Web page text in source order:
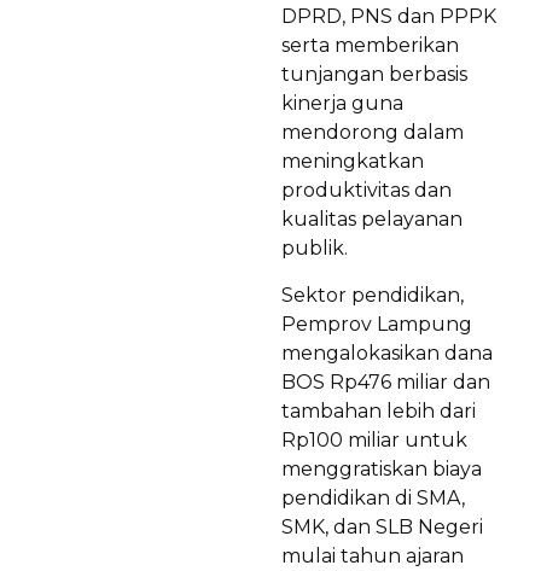
DPRD, PNS dan PPPK
serta memberikan
tunjangan berbasis
kinerja guna
mendorong dalam
meningkatkan
produktivitas dan
kualitas pelayanan
publik.
Sektor pendidikan,
Pemprov Lampung
mengalokasikan dana
BOS Rp476 miliar dan
tambahan lebih dari
Rp100 miliar untuk
menggratiskan biaya
pendidikan di SMA,
SMK, dan SLB Negeri
mulai tahun ajaran